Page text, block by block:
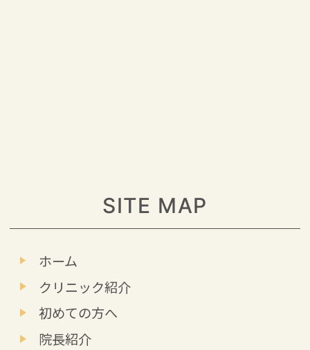
SITE MAP
ホーム
クリニック紹介
初めての方へ
院長紹介